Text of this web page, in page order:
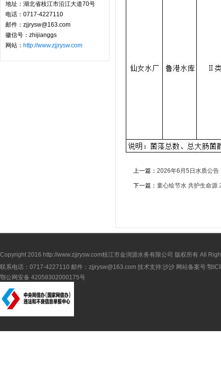
地址：湖北省枝江市沿江大道70号
电话：0717-4227110
邮件：zjjrysw@163.com
徽信号：zhijianggs
网站： http://www.zjjrysw.com
上一篇： 2026年6月5日水质公告
下一篇： 童心绘节水 共护生命源
Copyright 2016 http://www.zjjrysw.com枝江市金润源水务有限公司 版权所有 All
联系电话：0717-4227110 邮件：zjjrysw@163.com 技术支持:沙沙 网站备案号:鄂
鄂公网安备 42058302000175号